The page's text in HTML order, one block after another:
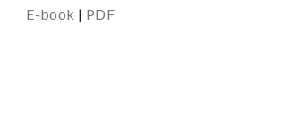
E-book | PDF